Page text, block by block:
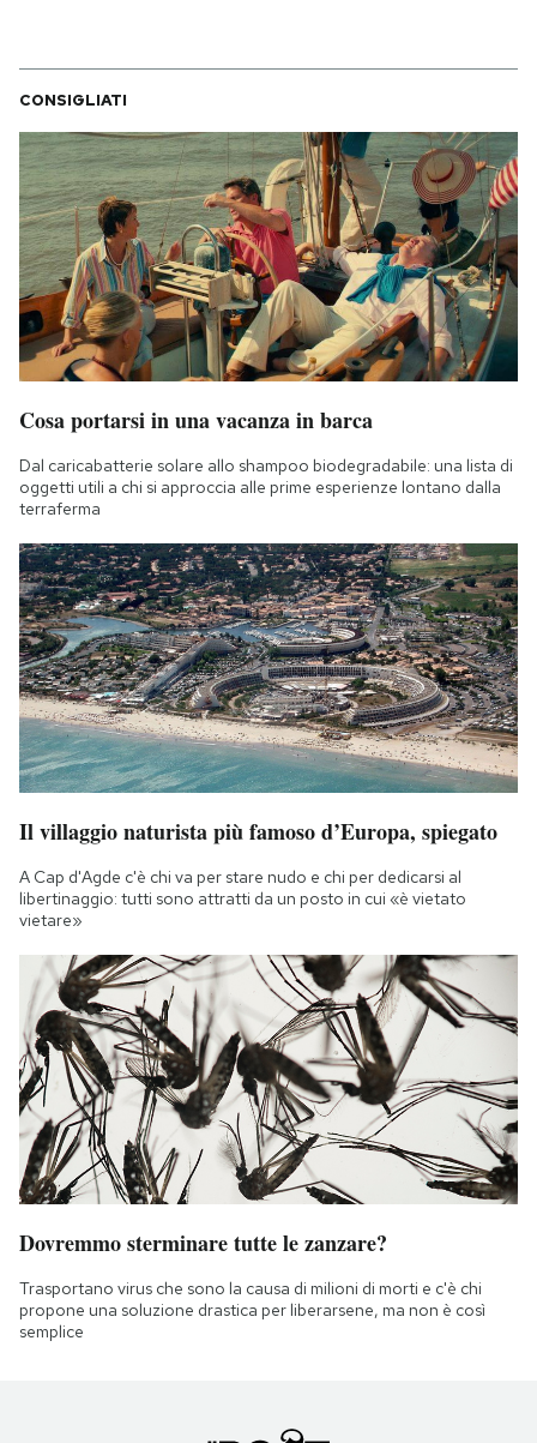
CONSIGLIATI
Cosa portarsi in una vacanza in barca
Dal caricabatterie solare allo shampoo biodegradabile: una lista di
oggetti utili a chi si approccia alle prime esperienze lontano dalla
terraferma
Il villaggio naturista più famoso d’Europa, spiegato
A Cap d'Agde c'è chi va per stare nudo e chi per dedicarsi al
libertinaggio: tutti sono attratti da un posto in cui «è vietato
vietare»
Dovremmo sterminare tutte le zanzare?
Trasportano virus che sono la causa di milioni di morti e c'è chi
propone una soluzione drastica per liberarsene, ma non è così
semplice